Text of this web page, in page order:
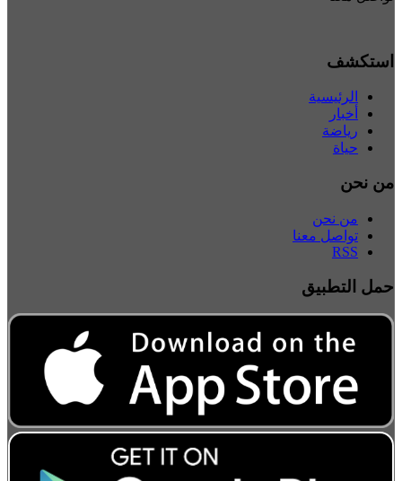
استكشف
الرئيسية
أخبار
رياضة
حياة
من نحن
من نحن
تواصل معنا
RSS
حمل التطبيق